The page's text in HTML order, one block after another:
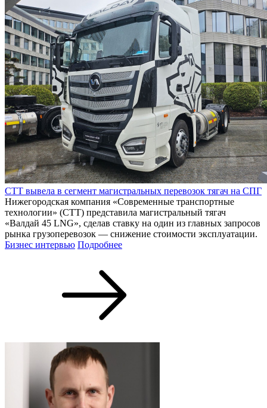
СТТ вывела в сегмент магистральных перевозок тягач на СПГ
Нижегородская компания «Современные транспортные
технологии» (СТТ) представила магистральный тягач
«Валдай 45 LNG», сделав ставку на один из главных запросов
рынка грузоперевозок — снижение стоимости эксплуатации.
Бизнес интервью Подробнее